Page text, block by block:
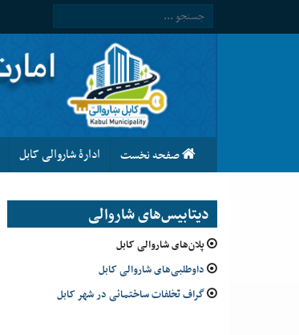
صفحه نخست ادارۀ شاروالی کابل
دیتابیس‌های شاروالی
پلان‌های شاروالی کابل
داوطلبی‌های شاروالی کابل
گراف تخلفات ساختمانی در شهر کابل